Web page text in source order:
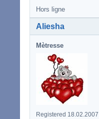
Hors ligne
Aliesha
Mètresse
Registered 18.02.2007